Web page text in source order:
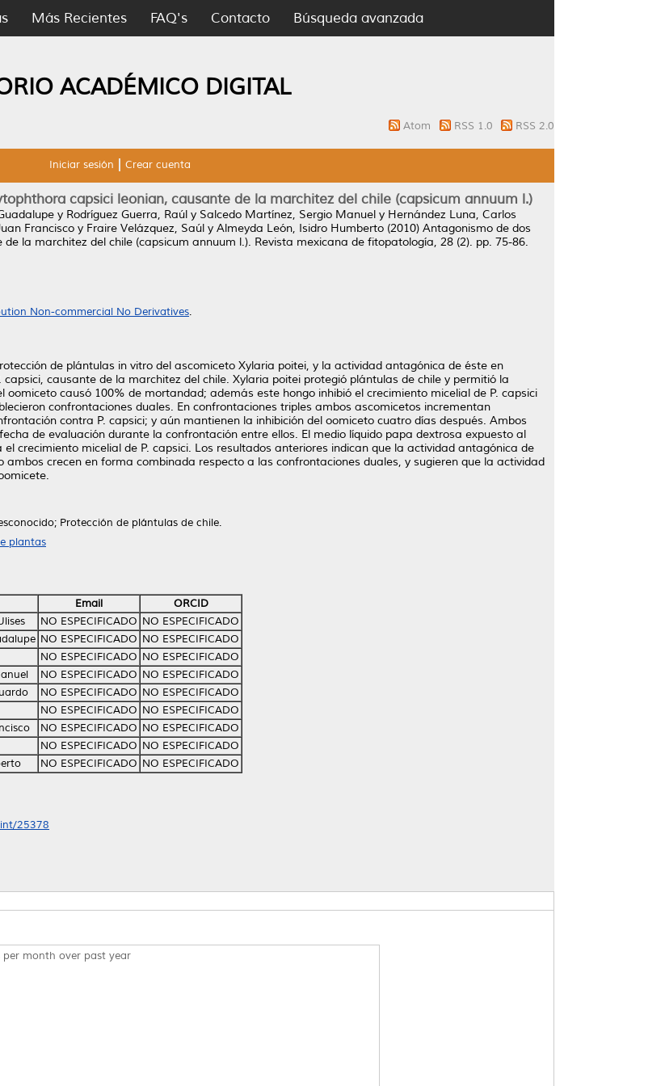
Más Recientes FAQ's Contacto Búsqueda avanzada
ACADÉMICO DIGITAL
Atom RSS 1.0 RSS 2.0
Iniciar sesión Crear cuenta
capsici leonian, causante de la marchitez del chile (capsicum annuum l.)
y Rodríguez Guerra, Raúl y Salcedo Martínez, Sergio Manuel y Hernández Luna, Carlos
Francisco y Fraire Velázquez, Saúl y Almeyda León, Isidro Humberto (2010) Antagonismo de dos
la marchitez del chile (capsicum annuum l.). Revista mexicana de fitopatología, 28 (2). pp. 75-86.
Non-commercial No Derivatives.
de plántulas in vitro del ascomiceto Xylaria poitei, y la actividad antagónica de éste en
causante de la marchitez del chile. Xylaria poitei protegió plántulas de chile y permitió la
causó 100% de mortandad; además este hongo inhibió el crecimiento micelial de P. capsici
confrontaciones duales. En confrontaciones triples ambos ascomicetos incrementan
contra P. capsici; y aún mantienen la inhibición del oomiceto cuatro días después. Ambos
de evaluación durante la confrontación entre ellos. El medio líquido papa dextrosa expuesto al
crecimiento micelial de P. capsici. Los resultados anteriores indican que la actividad antagónica de
crecen en forma combinada respecto a las confrontaciones duales, y sugieren que la actividad
Protección de plántulas de chile.
plantas
Email
ORCID
NO ESPECIFICADO NO ESPECIFICADO
NO ESPECIFICADO NO ESPECIFICADO
NO ESPECIFICADO NO ESPECIFICADO
NO ESPECIFICADO NO ESPECIFICADO
NO ESPECIFICADO NO ESPECIFICADO
NO ESPECIFICADO NO ESPECIFICADO
NO ESPECIFICADO NO ESPECIFICADO
NO ESPECIFICADO NO ESPECIFICADO
NO ESPECIFICADO NO ESPECIFICADO
25378
per month over past year